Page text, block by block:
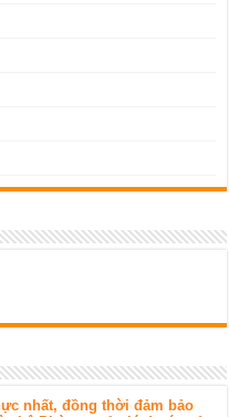
nhất, đồng thời đảm bảo